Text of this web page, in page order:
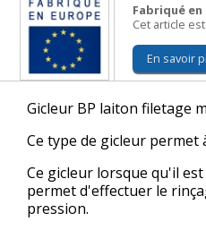
Fabriqué en
Cet article
En savoir
Gicleur BP laiton filetage
Ce type de gicleur
Ce gicleur lorsque qu'il
permet d'effectuer le
pression.